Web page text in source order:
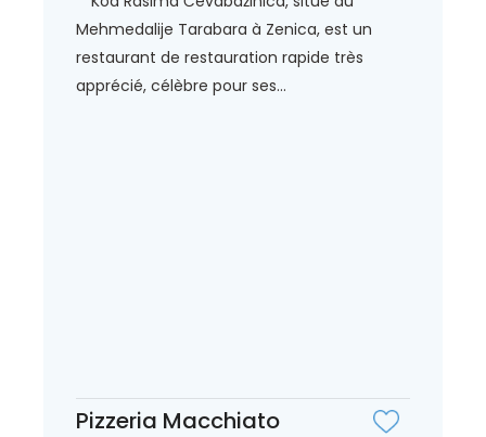
Mehmedalije Tarabara à Zenica, est un
restaurant de restauration rapide très
apprécié, célèbre pour ses...
Pizzeria Macchiato